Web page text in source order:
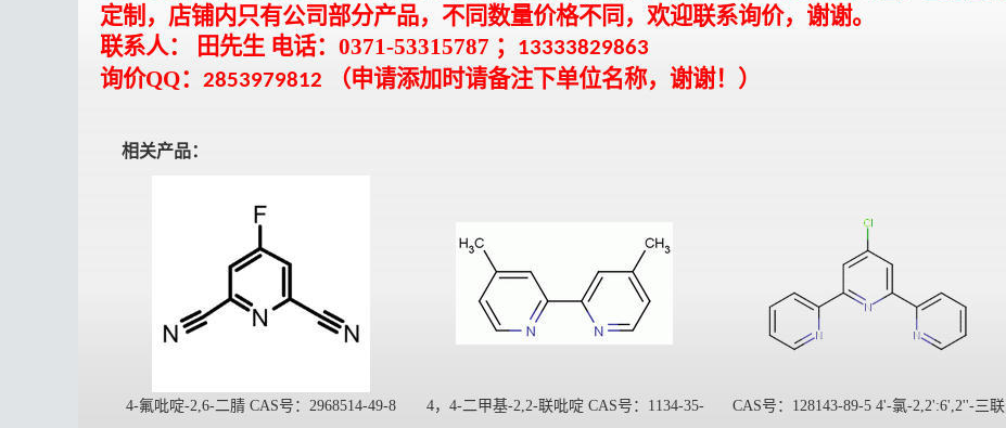
定制，店铺内只有公司部分产品，不同数量价格不同，欢迎联系询价，谢谢。
联系人：
田先生 电话：0371-53315787 ； 13333829863
询价QQ： 2853979812 （申请添加时请备注下单位名称，谢谢！）
相关产品：
4-氟吡啶-2,6-二腈 CAS号：2968514-49-8
4，4-二甲基-2,2-联吡啶 CAS号：1134-35-
CAS号：128143-89-5 4'-氯-2,2':6',2''-三联